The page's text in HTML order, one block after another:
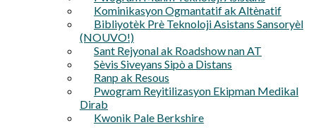
Kominikasyon Ogmantatif ak Altènatif
Bibliyotèk Prè Teknoloji Asistans Sansoryèl
(NOUVO!)
Sant Rejyonal ak Roadshow nan AT
Sèvis Siveyans Sipò a Distans
Ranp ak Resous
Pwogram Reyitilizasyon Ekipman Medikal
Dirab
Kwonik Pale Berkshire